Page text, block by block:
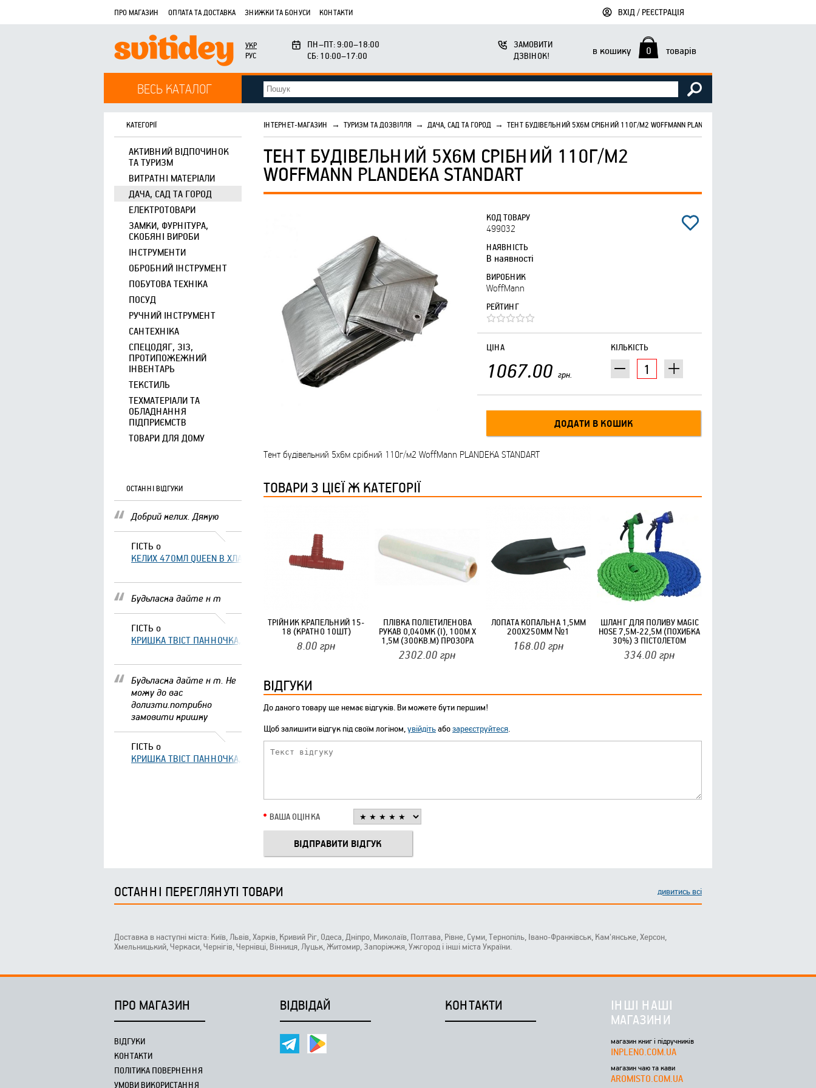
ПРО МАГАЗИН ОПЛАТА ТА ДОСТАВКА ЗНИЖКИ ТА БОНУСИ КОНТАКТИ ВХІД / РЕЄСТРАЦІЯ
УКР
РУС
ПН–ПТ: 9:00–18:00
СБ: 10:00–17:00
ЗАМОВИТИ
ДЗВІНОК!
в кошику 0 товарів
ВЕСЬ КАТАЛОГ
КАТЕГОРІЇ
АКТИВНИЙ ВІДПОЧИНОК
ТА ТУРИЗМ
ВИТРАТНІ МАТЕРІАЛИ
ДАЧА, САД ТА ГОРОД
ЕЛЕКТРОТОВАРИ
ЗАМКИ, ФУРНІТУРА,
СКОБЯНІ ВИРОБИ
ІНСТРУМЕНТИ
ОБРОБНИЙ ІНСТРУМЕНТ
ПОБУТОВА ТЕХНІКА
ПОСУД
РУЧНИЙ ІНСТРУМЕНТ
САНТЕХНІКА
СПЕЦОДЯГ, ЗІЗ,
ПРОТИПОЖЕЖНИЙ
ІНВЕНТАРЬ
ТЕКСТИЛЬ
ТЕХМАТЕРІАЛИ ТА
ОБЛАДНАННЯ
ПІДПРИЄМСТВ
ТОВАРИ ДЛЯ ДОМУ
ОСТАННІ ВІДГУКИ
Добрий келих. Дякую
ГІСТЬ о
КЕЛИХ 470МЛ QUEEN В ХЛАМІНГО ТМ FARGLASS
Будьласка дайте н т
ГІСТЬ о
КРИШКА ТВІСТ ПАННОЧКА, ЩО ЗАКРУЧУЄТЬСЯ КОТИКИ (20ШТ/УП) ОФФ 82 ПАННОЧКА
Будьласка дайте н т. Не
можу до вас
долизти.потрибно
замовити кришку
ГІСТЬ о
КРИШКА ТВІСТ ПАННОЧКА, ЩО ЗАКРУЧУЄТЬСЯ КОТИКИ (20ШТ/УП) ОФФ 82 ПАННОЧКА
ІНТЕРНЕТ-МАГАЗИН → ТУРИЗМ ТА ДОЗВІЛЛЯ → ДАЧА, САД ТА ГОРОД → ТЕНТ БУДІВЕЛЬНИЙ 5Х6М СРІБНИЙ 110Г/М2 WOFFMANN PLANDEKA STANDART
ТЕНТ БУДІВЕЛЬНИЙ 5Х6М СРІБНИЙ 110Г/М2
WOFFMANN PLANDEKA STANDART
КОД ТОВАРУ
499032
НАЯВНІСТЬ
В наявності
ВИРОБНИК
WoffMann
РЕЙТИНГ
КІЛЬКІСТЬ
ЦІНА
1067.00 грн.
Тент будівельний 5х6м срібний 110г/м2 WoffMann PLANDEKA STANDART
ТОВАРИ З ЦІЄЇ Ж КАТЕГОРІЇ
ТРІЙНИК КРАПЕЛЬНИЙ 15-
18 (КРАТНО 10ШТ)
8.00 грн
ПЛІВКА ПОЛІЕТИЛЕНОВА
РУКАВ 0,040МК (I), 100М Х
1,5М (300КВ.М) ПРОЗОРА
НІКА ПЛАСТ
2302.00 грн
ЛОПАТА КОПАЛЬНА 1,5ММ
200Х250ММ №1
168.00 грн
ШЛАНГ ДЛЯ ПОЛИВУ MAGIC
HOSE 7,5М-22,5М (ПОХИБКА
30%) З ПІСТОЛЕТОМ
334.00 грн
ВІДГУКИ
До даного товару ще немає відгуків. Ви можете бути першим!
Щоб залишити відгук під своїм логіном,увійдітьабозареєструйтеся.
ВАША ОЦІНКА
ОСТАННІ ПЕРЕГЛЯНУТІ ТОВАРИ дивитись всі
Доставка в наступні міста: Київ, Львів, Харків, Кривий Ріг, Одеса, Дніпро, Миколаїв, Полтава, Рівне, Суми, Тернопіль, Івано-Франківськ, Кам'янське, Херсон,
Хмельницький, Черкаси, Чернігів, Чернівці, Вінниця, Луцьк, Житомир, Запоріжжя, Ужгород і інші міста України.
ПРО МАГАЗИН
ВІДГУКИ
КОНТАКТИ
ПОЛІТИКА ПОВЕРНЕННЯ
УМОВИ ВИКОРИСТАННЯ
ВІДВІДАЙ КОНТАКТИ
ІНШІ НАШІ
МАГАЗИНИ
магазин книг і підручників
INPLENO.COM.UA
магазин чаю та кави
AROMISTO.COM.UA